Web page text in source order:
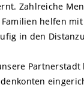
Zahlreiche
helfen
in den